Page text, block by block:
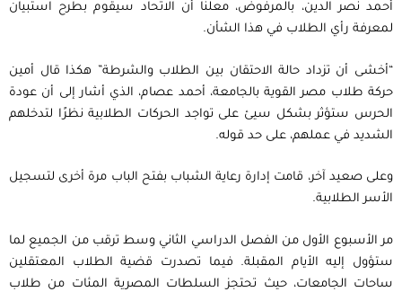
أحمد نصر الدين، بالمرفوض، معلنًا أن الاتحاد سيقوم بطرح استبيان
لمعرفة رأي الطلاب في هذا الشأن.
“أخشى أن تزداد حالة الاحتقان بين الطلاب والشرطة” هكذا قال أمين
حركة طلاب مصر القوية بالجامعة، أحمد عصام، الذي أشار إلى أن عودة
الحرس ستؤثر بشكل سيئ على تواجد الحركات الطلابية نظرًا لتدخلهم
الشديد في عملهم، على حد قوله.
وعلى صعيد آخر، قامت إدارة رعاية الشباب بفتح الباب مرة أخرى لتسجيل
الأسر الطلابية.
مر الأسبوع الأول من الفصل الدراسي الثاني وسط ترقب من الجميع لما
ستؤول إليه الأيام المقبلة. فيما تصدرت قضية الطلاب المعتقلين
ساحات الجامعات، حيث تحتجز السلطات المصرية المئات من طلاب